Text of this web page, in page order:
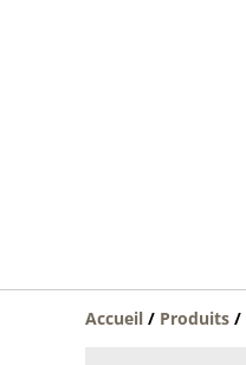
Accueil / Produits /